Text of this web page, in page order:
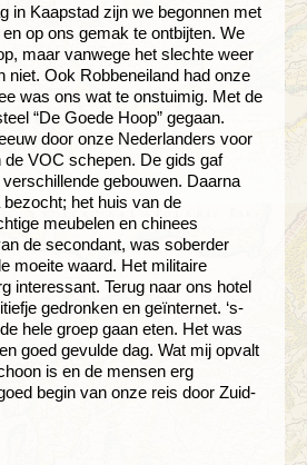
in Kaapstad zijn we begonnen met
op ons gemak te ontbijten. We
maar vanwege het slechte weer
niet. Ook Robbeneiland had onze
was ons wat te onstuimig. Met de
“De Goede Hoop” gegaan.
door onze Nederlanders voor
de VOC schepen. De gids gaf
gebouwen. Daarna
het huis van de
meubelen en chinees
de secondant, was soberder
moeite waard. Het militaire
interessant. Terug naar ons hotel
gedronken en geïnternet. ‘s-
hele groep gaan eten. Het was
goed gevulde dag. Wat mij opvalt
is en de mensen erg
begin van onze reis door Zuid-